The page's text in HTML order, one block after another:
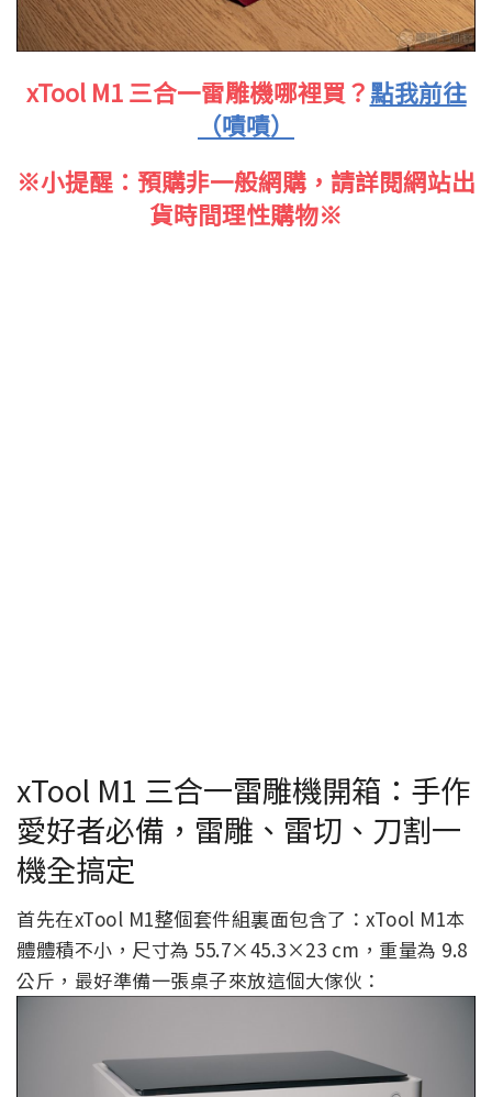
xTool M1 三合一雷雕機哪裡買？點我前往
（嘖嘖）
※小提醒：預購非一般網購，請詳閱網站出
貨時間理性購物※
xTool M1 三合一雷雕機開箱：手作
愛好者必備，雷雕、雷切、刀割一
機全搞定
首先在xTool M1整個套件組裏面包含了：xTool M1本
體體積不小，尺寸為 55.7×45.3×23 cm，重量為 9.8
公斤，最好準備一張桌子來放這個大傢伙：